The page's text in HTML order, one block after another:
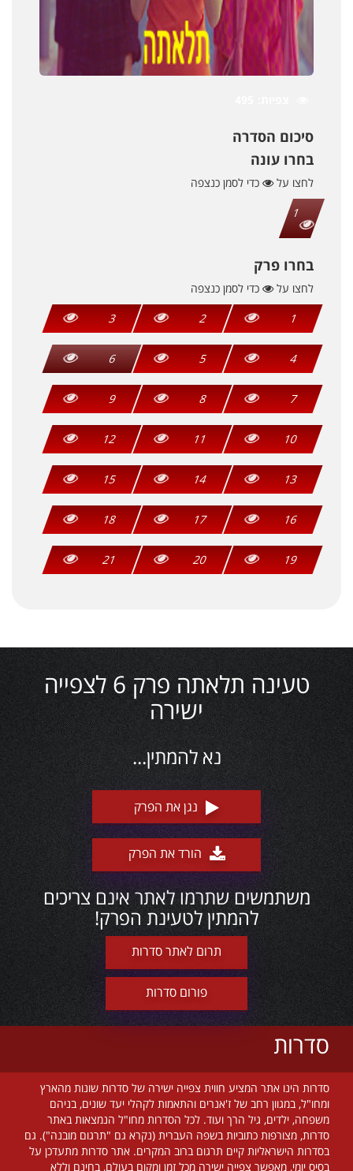
סיכום הסדרה
בחרו עונה
לחצו על
כדי לסמן כנצפה
1
בחרו פרק
לחצו על
כדי לסמן כנצפה
1
2
3
4
5
6
7
8
9
10
11
12
13
14
15
16
17
18
19
20
21
טעינה תלאתה פרק 6 לצפייה
ישירה
נא להמתין...
נגן את הפרק
הורד את הפרק
משתמשים שתרמו לאתר אינם צריכים
להמתין לטעינת הפרק!
תרום לאתר סדרות
פורום סדרות
סדרות
סדרות הינו אתר המציע חווית צפייה ישירה של סדרות שונות מהארץ
ומחו"ל, במגוון רחב של ז'אנרים והתאמות לקהלי יעד שונים, בניהם
משפחה, ילדים, גיל הרך ועוד. לכל הסדרות מחו"ל הנמצאות באתר
סדרות, מצורפות כתוביות בשפה העברית (נקרא גם "תרגום מובנה"). גם
בסדרות הישראליות קיים תרגום ברוב המקרים. אתר סדרות מתעדכן על
בסיס יומי, מאפשר צפייה ישירה מכל זמן ומקום בעולם, בחינם וללא